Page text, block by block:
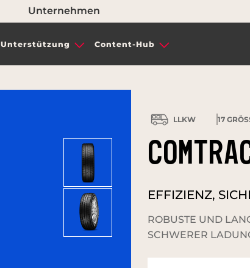
Unternehmen
Unterstützung Content-Hub
LLKW 17
EFFIZIENZ,
ROBUSTE UND
SCHWERER